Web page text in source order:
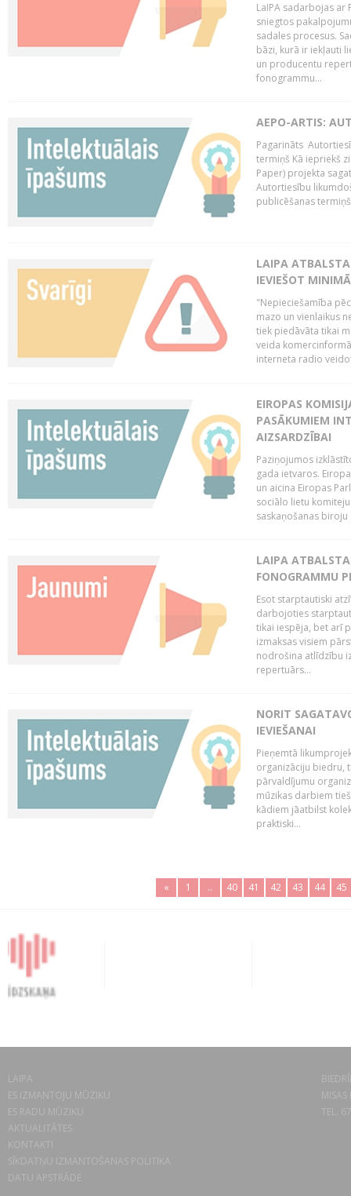
LaIPA sadarbojas
sniegtos
sadales procesus.
bāzi, kurā ir iekļauti
un producentu
fonogrammu...
AEPO-ARTIS:
Pagarināts
termiņš Kā iepriekš
Paper) projekta
Autortiesību
publicēšanas
LAIPA
IEVIEŠOT
"Nepieciešamība
mazo un vienlaikus
tiek piedāvāta tikai
veida
interneta radio
EIROPAS
PASĀKUMIEM
AIZSARDZĪBAI
Paziņojumos
gada ietvaros.
un aicina Eiropas
sociālo lietu
saskaņošanas biroju
LAIPA
FONOGRAMMU
Esot starptautiski
darbojoties
tikai iespēja, bet arī
izmaksas visiem
nodrošina atlīdzību
repertuārs...
NORIT
IEVIEŠANAI
Pieņemtā
organizāciju biedru,
pārvaldījumu
mūzikas darbiem
kādiem jāatbilst
praktiski...
« 1 .. 40 41 42 43 44 45
LAIPA
ES IZMANTOJU MŪZIKU
ES RADU MŪZIKU
AKTUALITĀTES
KONTAKTI
SĪKDATŅU IZMANTOŠANAS POLITIKA
DATU APSTRĀDE
TEL.